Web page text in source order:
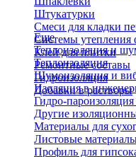
Штукатурки
Смеси для кладки
Системы утепления
Клей для плитки
Ремонтные составы
Гидроизоляция
Добавки в растворы
Еще
Теплоизоляция и
Теплоизоляция
Шумоизоляция и
Изоляция в
Гидро-
Другие
Материалы для
Листовые
Профиль для